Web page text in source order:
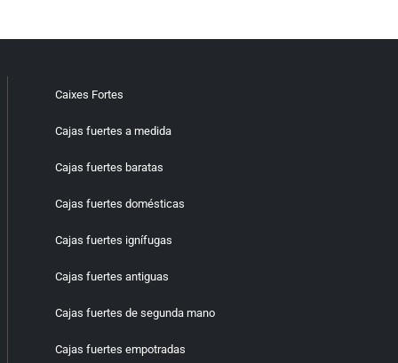
Caixes Fortes
Cajas fuertes a medida
Cajas fuertes baratas
Cajas fuertes domésticas
Cajas fuertes ignífugas
Cajas fuertes antiguas
Cajas fuertes de segunda mano
Cajas fuertes empotradas